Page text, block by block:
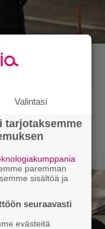
välille
ei
Valintasi
tarjotaksemme
paremman
sisältöä ja
seuraavasti
evästeitä